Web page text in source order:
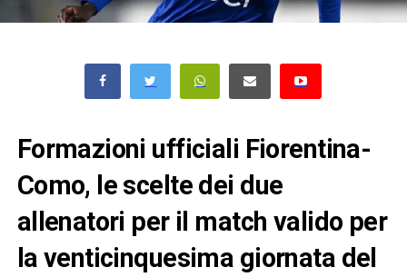
Formazioni ufficiali Fiorentina-
Como, le scelte dei due
allenatori per il match valido per
la venticinquesima giornata del